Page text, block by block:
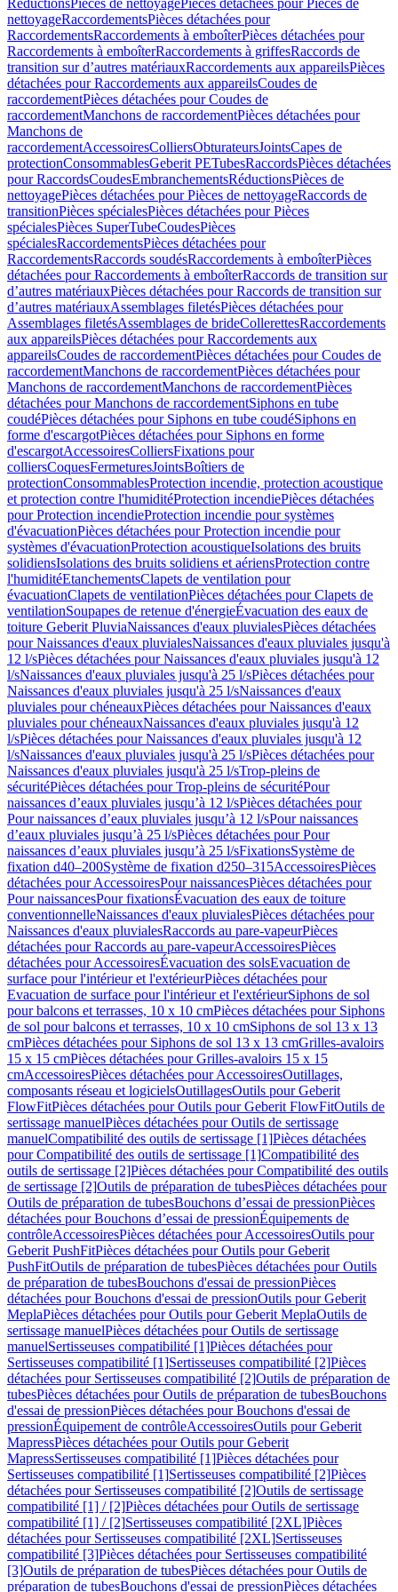
RéductionsPièces de nettoyagePièces détachées pour Pièces de
nettoyageRaccordementsPièces détachées pour
RaccordementsRaccordements à emboîterPièces détachées pour
Raccordements à emboîterRaccordements à griffesRaccords de
transition sur d’autres matériauxRaccordements aux appareilsPièces
détachées pour Raccordements aux appareilsCoudes de
raccordementPièces détachées pour Coudes de
raccordementManchons de raccordementPièces détachées pour
Manchons de
raccordementAccessoiresColliersObturateursJointsCapes de
protectionConsommablesGeberit PETubesRaccordsPièces détachées
pour RaccordsCoudesEmbranchementsRéductionsPièces de
nettoyagePièces détachées pour Pièces de nettoyageRaccords de
transitionPièces spécialesPièces détachées pour Pièces
spécialesPièces SuperTubeCoudesPièces
spécialesRaccordementsPièces détachées pour
RaccordementsRaccords soudésRaccordements à emboîterPièces
détachées pour Raccordements à emboîterRaccords de transition sur
d’autres matériauxPièces détachées pour Raccords de transition sur
d’autres matériauxAssemblages filetésPièces détachées pour
Assemblages filetésAssemblages de brideCollerettesRaccordements
aux appareilsPièces détachées pour Raccordements aux
appareilsCoudes de raccordementPièces détachées pour Coudes de
raccordementManchons de raccordementPièces détachées pour
Manchons de raccordementManchons de raccordementPièces
détachées pour Manchons de raccordementSiphons en tube
coudéPièces détachées pour Siphons en tube coudéSiphons en
forme d'escargotPièces détachées pour Siphons en forme
d'escargotAccessoiresColliersFixations pour
colliersCoquesFermeturesJointsBoîtiers de
protectionConsommablesProtection incendie, protection acoustique
et protection contre l'humiditéProtection incendiePièces détachées
pour Protection incendieProtection incendie pour systèmes
d'évacuationPièces détachées pour Protection incendie pour
systèmes d'évacuationProtection acoustiqueIsolations des bruits
solidiensIsolations des bruits solidiens et aériensProtection contre
l'humiditéEtanchementsClapets de ventilation pour
évacuationClapets de ventilationPièces détachées pour Clapets de
ventilationSoupapes de retenue d'énergieÉvacuation des eaux de
toiture Geberit PluviaNaissances d'eaux pluvialesPièces détachées
pour Naissances d'eaux pluvialesNaissances d'eaux pluviales jusqu'à
12 l/sPièces détachées pour Naissances d'eaux pluviales jusqu'à 12
l/sNaissances d'eaux pluviales jusqu'à 25 l/sPièces détachées pour
Naissances d'eaux pluviales jusqu'à 25 l/sNaissances d'eaux
pluviales pour chéneauxPièces détachées pour Naissances d'eaux
pluviales pour chéneauxNaissances d'eaux pluviales jusqu'à 12
l/sPièces détachées pour Naissances d'eaux pluviales jusqu'à 12
l/sNaissances d'eaux pluviales jusqu'à 25 l/sPièces détachées pour
Naissances d'eaux pluviales jusqu'à 25 l/sTrop-pleins de
sécuritéPièces détachées pour Trop-pleins de sécuritéPour
naissances d’eaux pluviales jusqu’à 12 l/sPièces détachées pour
Pour naissances d’eaux pluviales jusqu’à 12 l/sPour naissances
d’eaux pluviales jusqu’à 25 l/sPièces détachées pour Pour
naissances d’eaux pluviales jusqu’à 25 l/sFixationsSystème de
fixation d40–200Système de fixation d250–315AccessoiresPièces
détachées pour AccessoiresPour naissancesPièces détachées pour
Pour naissancesPour fixationsÉvacuation des eaux de toiture
conventionnelleNaissances d'eaux pluvialesPièces détachées pour
Naissances d'eaux pluvialesRaccords au pare-vapeurPièces
détachées pour Raccords au pare-vapeurAccessoiresPièces
détachées pour AccessoiresÉvacuation des solsEvacuation de
surface pour l'intérieur et l'extérieurPièces détachées pour
Evacuation de surface pour l'intérieur et l'extérieurSiphons de sol
pour balcons et terrasses, 10 x 10 cmPièces détachées pour Siphons
de sol pour balcons et terrasses, 10 x 10 cmSiphons de sol 13 x 13
cmPièces détachées pour Siphons de sol 13 x 13 cmGrilles-avaloirs
15 x 15 cmPièces détachées pour Grilles-avaloirs 15 x 15
cmAccessoiresPièces détachées pour AccessoiresOutillages,
composants réseau et logicielsOutillagesOutils pour Geberit
FlowFitPièces détachées pour Outils pour Geberit FlowFitOutils de
sertissage manuelPièces détachées pour Outils de sertissage
manuelCompatibilité des outils de sertissage [1]Pièces détachées
pour Compatibilité des outils de sertissage [1]Compatibilité des
outils de sertissage [2]Pièces détachées pour Compatibilité des outils
de sertissage [2]Outils de préparation de tubesPièces détachées pour
Outils de préparation de tubesBouchons d’essai de pressionPièces
détachées pour Bouchons d’essai de pressionÉquipements de
contrôleAccessoiresPièces détachées pour AccessoiresOutils pour
Geberit PushFitPièces détachées pour Outils pour Geberit
PushFitOutils de préparation de tubesPièces détachées pour Outils
de préparation de tubesBouchons d'essai de pressionPièces
détachées pour Bouchons d'essai de pressionOutils pour Geberit
MeplaPièces détachées pour Outils pour Geberit MeplaOutils de
sertissage manuelPièces détachées pour Outils de sertissage
manuelSertisseuses compatibilité [1]Pièces détachées pour
Sertisseuses compatibilité [1]Sertisseuses compatibilité [2]Pièces
détachées pour Sertisseuses compatibilité [2]Outils de préparation de
tubesPièces détachées pour Outils de préparation de tubesBouchons
d'essai de pressionPièces détachées pour Bouchons d'essai de
pressionÉquipement de contrôleAccessoiresOutils pour Geberit
MapressPièces détachées pour Outils pour Geberit
MapressSertisseuses compatibilité [1]Pièces détachées pour
Sertisseuses compatibilité [1]Sertisseuses compatibilité [2]Pièces
détachées pour Sertisseuses compatibilité [2]Outils de sertissage
compatibilité [1] / [2]Pièces détachées pour Outils de sertissage
compatibilité [1] / [2]Sertisseuses compatibilité [2XL]Pièces
détachées pour Sertisseuses compatibilité [2XL]Sertisseuses
compatibilité [3]Pièces détachées pour Sertisseuses compatibilité
[3]Outils de préparation de tubesPièces détachées pour Outils de
préparation de tubesBouchons d'essai de pressionPièces détachées